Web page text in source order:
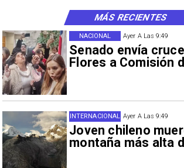
Ayer A Las 9:49
Senado envía
Flores a Comisión
NACIONAL
Ayer A Las 9:49
Joven chileno
montaña más alta
INTERNACIONAL
MÁS RECIENTES